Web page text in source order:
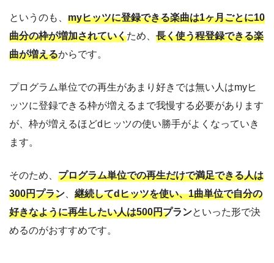
というのも、 myヒッツに登録できる楽曲は1ヶ月ごとに10
曲分の枠が増加されていくため、 長く使う程登録できる楽
曲が増えるからです。
プログラム単位での再生があまり好きでは無い人はmyヒ
ッツに登録できる枠が増えるまで我慢する必要があります
が、枠が増えるほどdヒッツの使い勝手がよくなっていき
ます。
そのため、 プログラム単位での再生だけで満足できる人は
300円プラン
継続してdヒッツを使い、1曲単位で自分の
好きなように再生したい人は500円プランといった形で決
めるのがおすすめです。